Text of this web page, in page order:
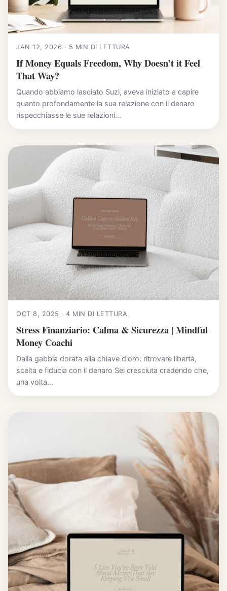
JAN 12, 2026 · 5 MIN DI LETTURA
If Money Equals Freedom, Why Doesn’t it Feel
That Way?
Quando abbiamo lasciato Suzi, aveva iniziato a capire
quanto profondamente la sua relazione con il denaro
rispecchiasse le sue relazioni...
OCT 8, 2025 · 4 MIN DI LETTURA
Stress Finanziario: Calma & Sicurezza | Mindful
Money Coachi
Dalla gabbia dorata alla chiave d'oro: ritrovare libertà,
scelta e fiducia con il denaro Sei cresciuta credendo che,
una volta...